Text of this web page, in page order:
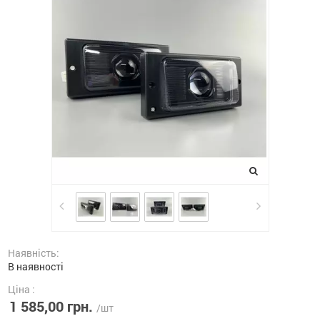
Наявність:
В наявності
Ціна :
1 585,00 грн. /шт